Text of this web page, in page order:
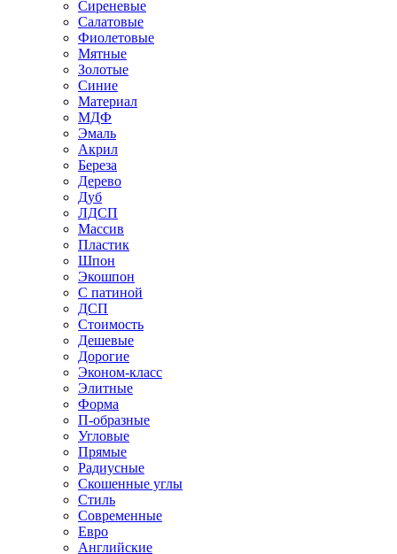
Сиреневые
Салатовые
Фиолетовые
Мятные
Золотые
Синие
Материал
МДФ
Эмаль
Акрил
Береза
Дерево
Дуб
ЛДСП
Массив
Пластик
Шпон
Экошпон
С патиной
ДСП
Стоимость
Дешевые
Дорогие
Эконом-класс
Элитные
Форма
П-образные
Угловые
Прямые
Радиусные
Скошенные углы
Стиль
Современные
Евро
Английские